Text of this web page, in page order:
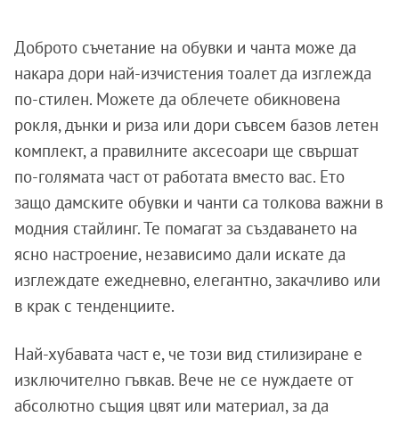
Доброто съчетание на обувки и чанта може да
накара дори най-изчистения тоалет да изглежда
по-стилен. Можете да облечете обикновена
рокля, дънки и риза или дори съвсем базов летен
комплект, а правилните аксесоари ще свършат
по-голямата част от работата вместо вас. Ето
защо дамските обувки и чанти са толкова важни в
модния стайлинг. Те помагат за създаването на
ясно настроение, независимо дали искате да
изглеждате ежедневно, елегантно, закачливо или
в крак с тенденциите.
Най-хубавата част е, че този вид стилизиране е
изключително гъвкав. Вече не се нуждаете от
абсолютно същия цвят или материал, за да